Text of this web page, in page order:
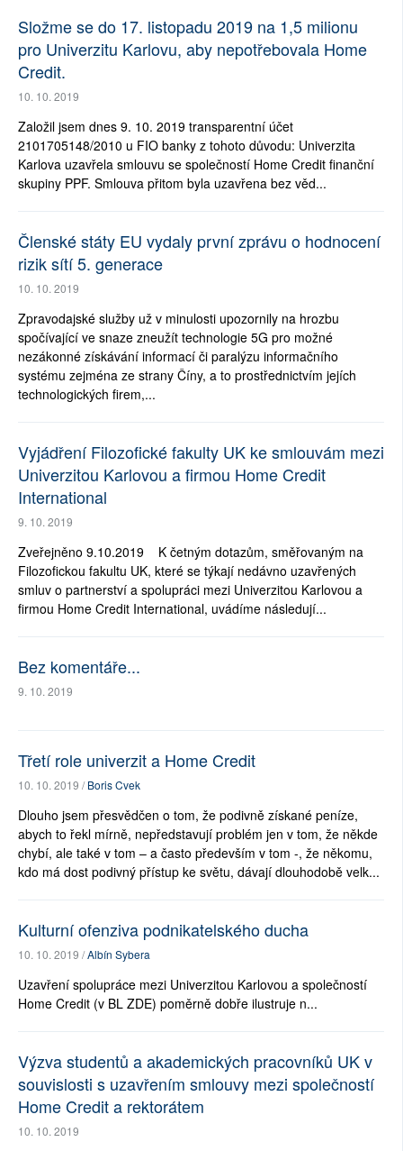
Složme se do 17. listopadu 2019 na 1,5 milionu
pro Univerzitu Karlovu, aby nepotřebovala Home
Credit.
10. 10. 2019
Založil jsem dnes 9. 10. 2019 transparentní účet
2101705148/2010 u FIO banky z tohoto důvodu: Univerzita
Karlova uzavřela smlouvu se společností Home Credit finanční
skupiny PPF. Smlouva přitom byla uzavřena bez věd...
Členské státy EU vydaly první zprávu o hodnocení
rizik sítí 5. generace
10. 10. 2019
Zpravodajské služby už v minulosti upozornily na hrozbu
spočívající ve snaze zneužít technologie 5G pro možné
nezákonné získávání informací či paralýzu informačního
systému zejména ze strany Číny, a to prostřednictvím jejích
technologických firem,...
Vyjádření Filozofické fakulty UK ke smlouvám mezi
Univerzitou Karlovou a firmou Home Credit
International
9. 10. 2019
Zveřejněno 9.10.2019 K četným dotazům, směřovaným na
Filozofickou fakultu UK, které se týkají nedávno uzavřených
smluv o partnerství a spolupráci mezi Univerzitou Karlovou a
firmou Home Credit International, uvádíme následují...
Bez komentáře...
9. 10. 2019
Třetí role univerzit a Home Credit
10. 10. 2019 /Boris Cvek
Dlouho jsem přesvědčen o tom, že podivně získané peníze,
abych to řekl mírně, nepředstavují problém jen v tom, že někde
chybí, ale také v tom – a často především v tom -, že někomu,
kdo má dost podivný přístup ke světu, dávají dlouhodobě velk...
Kulturní ofenziva podnikatelského ducha
10. 10. 2019 /Albín Sybera
Uzavření spolupráce mezi Univerzitou Karlovou a společností
Home Credit (v BL ZDE) poměrně dobře ilustruje n...
Výzva studentů a akademických pracovníků UK v
souvislosti s uzavřením smlouvy mezi společností
Home Credit a rektorátem
10. 10. 2019